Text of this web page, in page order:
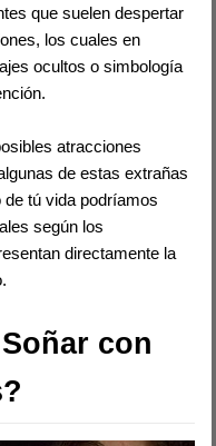
que suelen despertar
los cuales en
ocultos o simbología
atracciones
de estas extrañas
tú vida podríamos
según los
directamente la
con